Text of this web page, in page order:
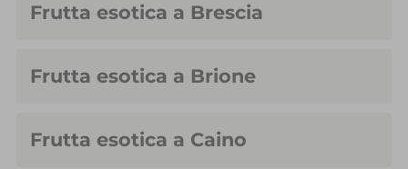
Frutta esotica a Brescia
Frutta esotica a Brione
Frutta esotica a Caino